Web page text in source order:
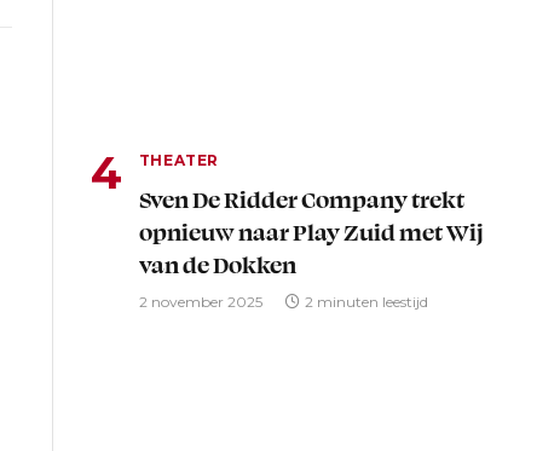
THEATER
Sven De Ridder Company trekt
opnieuw naar Play Zuid met Wij
van de Dokken
2 november 2025 2 minuten leestijd